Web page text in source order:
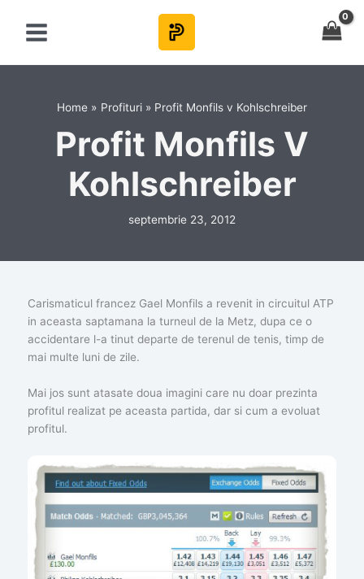
content
Home Profituri Profit Monfils v Kohlschreiber
Profit Monfils V
Kohlschreiber
septembrie 23, 2012
Carismaticul francez Gael Monfils a revenit in circuitul ATP
in aceasta saptamana la turneul de la Metz, dupa ce o
accidentare l-a tinut departe de terenul de tenis, timp de
mai multe luni de zile.
Mai jos sunt atasate doua imagini care nu doar prezinta
profitul realizat pe aceasta partida, dar si cum a evoluat
profitul.